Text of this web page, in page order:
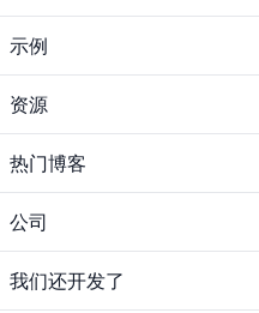
示例
资源
热门博客
公司
我们还开发了